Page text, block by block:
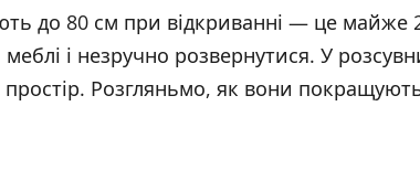
до 80 см при відкриванні — це майже
і незручно розвернутися. У
Розгляньмо, як вони